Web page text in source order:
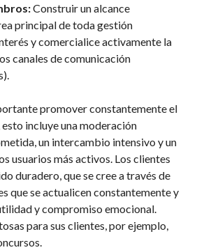
Construir un alcance
principal de toda gestión
y comercialice activamente la
canales de comunicación
promover constantemente el
incluye una moderación
un intercambio intensivo y un
usuarios más activos. Los clientes
duradero, que se cree a través de
que se actualicen constantemente y
y compromiso emocional.
para sus clientes, por ejemplo,